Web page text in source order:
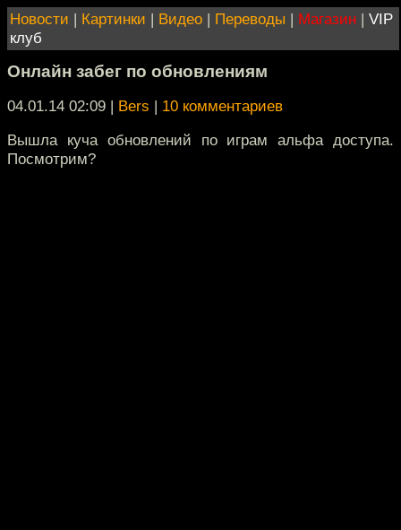
Новости | Картинки | Видео | Переводы | Магазин | VIP
клуб
Онлайн забег по обновлениям
04.01.14 02:09 | Bers | 10 комментариев
Вышла куча обновлений по играм альфа доступа.
Посмотрим?